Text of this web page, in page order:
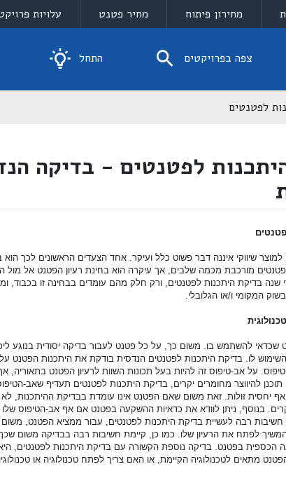
מחירון פיתוח מחיר פטנט עלויות
צפה בפרויקטים התחל
לפטנטים
לפטנטים - בדיקה
למוצר שיווקי איננה דבר פשוט כלל ועיקר. אחד הצעדים הראשונים לכך
מורכבת מכמה שלבים, אך עיקרה הוא בחינת רעיון הפטנט אל
שנה בדיקת היתכנות לפטנטים, ורק חלק מהם עומדים בבחינה זו בכבוד,
המקומי ו/או הגלובלי.
שכדאי להשתמש בו. משום כך, על כל פטנט לעבור בדיקה יסודית בנוגע
לו. בדיקת היתכנות לפטנטים הנדסית בודקת את היתכנות הפטנט על
על אב-טיפוס זה להיות בעל תכונות השוות לרעיון הפטנט בתאוריה,
להיווצר מחומרים יקרים, בדיקת היתכנות לפטנטים תעדיף שאב-
ואף יחסית זולות. זאת משום שאם הפטנט אינו עומדת בבדיקת ההיתכנות,
בנוסף, ניתן לוודא את כדאיות ההשקעה בפטנט אם אף אב-הטיפוס שלו
חשיבות רבה לעשיית בדיקת היתכנות לפטנטים, עבור ממציא הפטנט, משום
לפתח את הרעיון שלו. כמו כן, קיימת חשיבות רבה בבדיקה משום שכך
הכספית בפטנט. בדיקה נוספת הקשורה עם בדיקת היתכנות לפטנטים, היא
מתאים לטכנולוגיה הקיימת, או האם צריך לפתח טכנולוגיה או